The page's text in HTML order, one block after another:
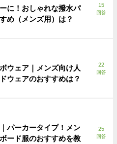
に！おしゃれな撥水パ
め（メンズ用）は？
15
回答
ウェア｜メンズ向け人
ウェアのおすすめは？
22
回答
パーカータイプ！メン
ード服のおすすめを教
25
回答